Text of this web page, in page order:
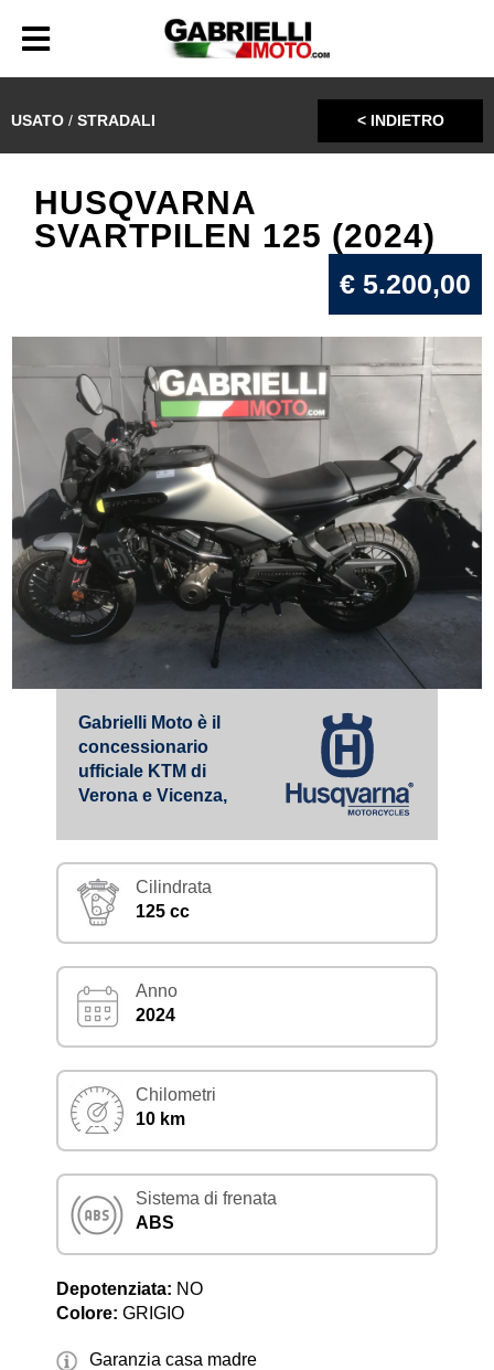
USATO / STRADALI < INDIETRO
HUSQVARNA
SVARTPILEN 125 (2024)
€ 5.200,00
Gabrielli Moto è il
concessionario
ufficiale KTM di
Verona e Vicenza,
Cilindrata
125 cc
Anno
2024
Chilometri
10 km
Sistema di frenata
ABS
Depotenziata: NO
Colore: GRIGIO
Garanzia casa madre